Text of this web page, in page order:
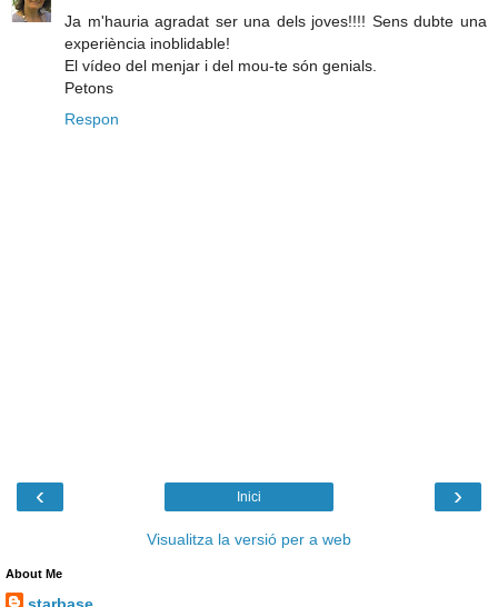
Ja m'hauria agradat ser una dels joves!!!! Sens dubte una
experiència inoblidable!
El vídeo del menjar i del mou-te són genials.
Petons
Respon
‹ ›
Inici
Visualitza la versió per a web
About Me